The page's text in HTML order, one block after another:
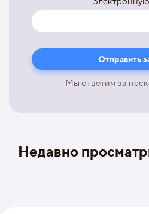
Мы ответим за
Недавно